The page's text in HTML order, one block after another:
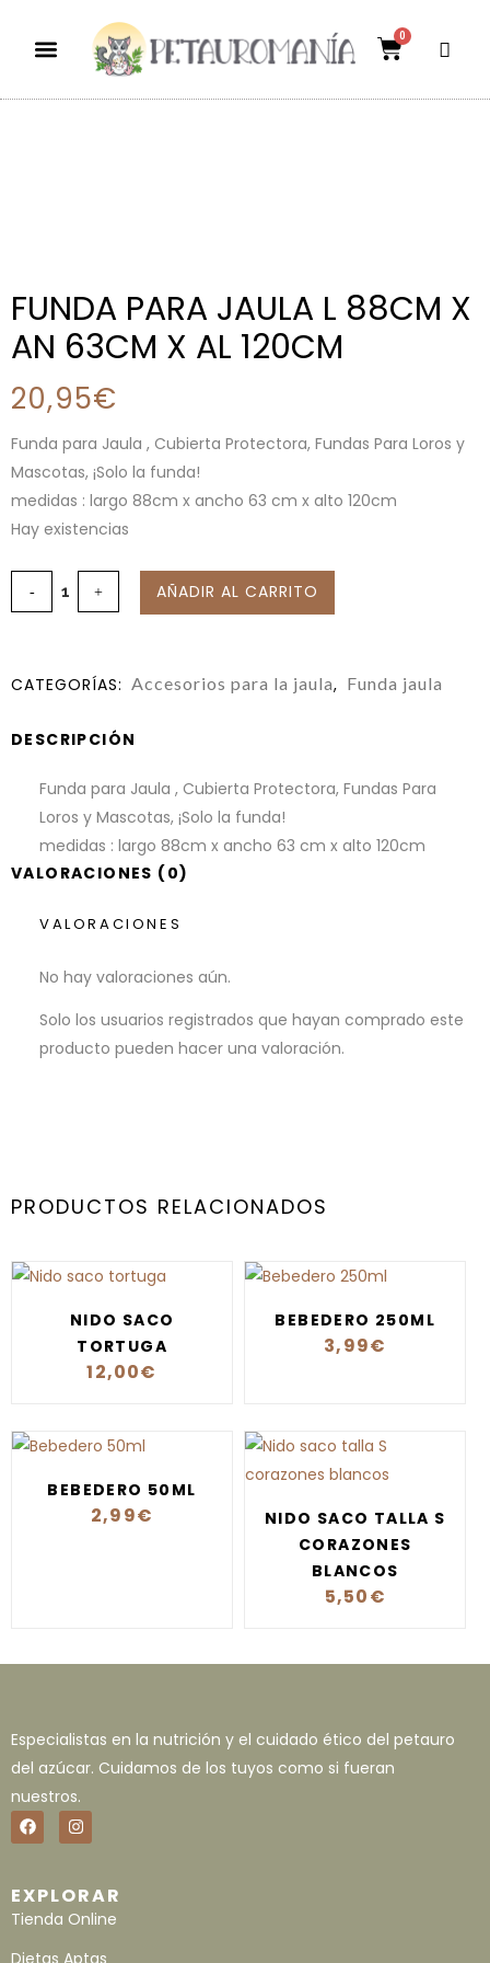
0
FUNDA PARA JAULA L 88CM X
AN 63CM X AL 120CM
20,95€
Funda para Jaula , Cubierta Protectora, Fundas Para Loros y
Mascotas, ¡Solo la funda!
medidas : largo 88cm x ancho 63 cm x alto 120cm
Hay existencias
AÑADIR AL CARRITO
CATEGORÍAS: Accesorios para la jaula, Funda jaula
DESCRIPCIÓN
Funda para Jaula , Cubierta Protectora, Fundas Para
Loros y Mascotas, ¡Solo la funda!
medidas : largo 88cm x ancho 63 cm x alto 120cm
VALORACIONES (0)
VALORACIONES
No hay valoraciones aún.
Solo los usuarios registrados que hayan comprado este
producto pueden hacer una valoración.
PRODUCTOS RELACIONADOS
NIDO SACO
TORTUGA
12,00€
BEBEDERO 250ML
3,99€
BEBEDERO 50ML
2,99€
NIDO SACO TALLA S
CORAZONES
BLANCOS
5,50€
Especialistas en la nutrición y el cuidado ético del petauro
del azúcar. Cuidamos de los tuyos como si fueran
nuestros.
EXPLORAR
Tienda Online